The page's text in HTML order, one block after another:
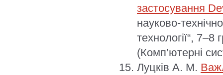
застосування
науково-
технології“,
(Комп’ютерні
Луцків А. М.